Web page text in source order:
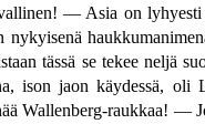
— Asia on lyhyesti
tässä se tekee neljä
ison jaon käydessä, oli
Wallenberg-raukkaa! —